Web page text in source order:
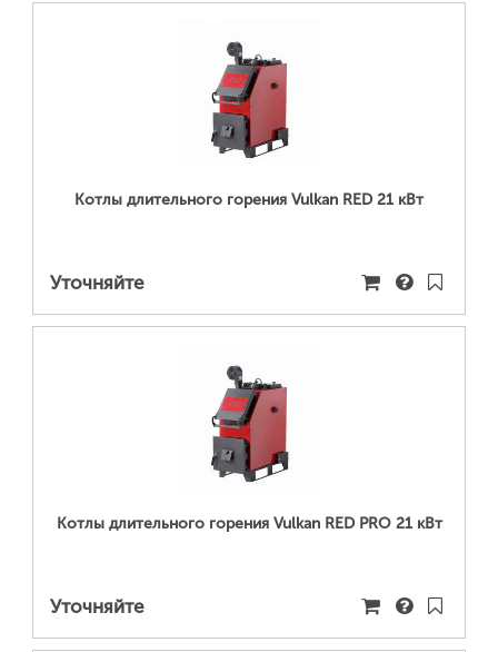
ПОДРОБНЕЕ...
Котлы длительного горения Vulkan RED 21 кВт
Уточняйте
ПОДРОБНЕЕ...
Котлы длительного горения Vulkan RED PRO 21 кВт
Уточняйте